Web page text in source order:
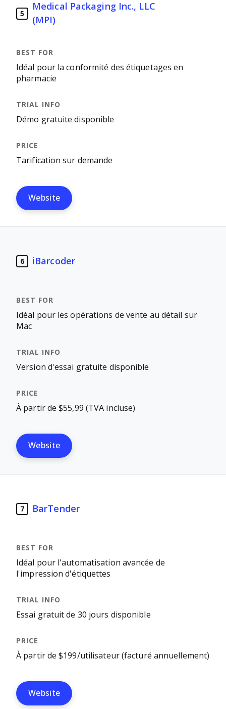
5
Medical Packaging Inc., LLC
(MPI)
Idéal pour la conformité des étiquetages en
pharmacie
Démo gratuite disponible
Tarification sur demande
Website
6 iBarcoder
Idéal pour les opérations de vente au détail sur
Mac
Version d'essai gratuite disponible
À partir de $55,99 (TVA incluse)
Website
7 BarTender
Idéal pour l'automatisation avancée de
l'impression d'étiquettes
Essai gratuit de 30 jours disponible
À partir de $199/utilisateur (facturé annuellement)
Website